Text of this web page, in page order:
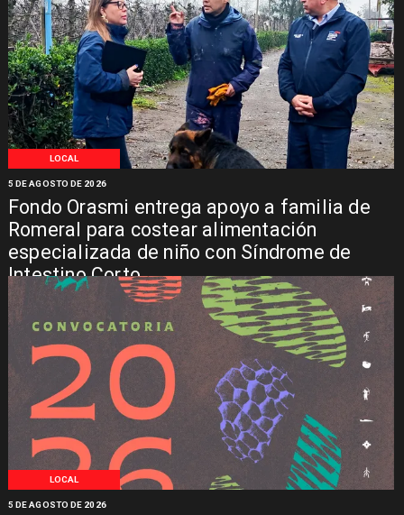
LOCAL
Fondo Orasmi entrega apoyo a familia de
Romeral para costear alimentación
especializada de niño con Síndrome de
Intestino Corto
5 DE AGOSTO DE 2026
LOCAL
5 DE AGOSTO DE 2026